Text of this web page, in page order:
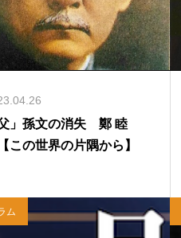
父」孫文の消失 鄭 睦
の世界の片隅から】
ム